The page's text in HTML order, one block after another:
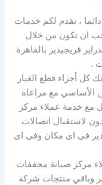
، نقدم لكم خدمات
ان تكون من خلال
فريجيدير بالقاهرة
.
كل أجزاء قطع الغيار
الى 50 % من الثمن الأساسي مع مراعاة
مع خدمة عملاء مركز
لاستقبال اتصالات
فى اى مكان وفى اى
مركز صيانة مجففات
وباقي منتجات شركة